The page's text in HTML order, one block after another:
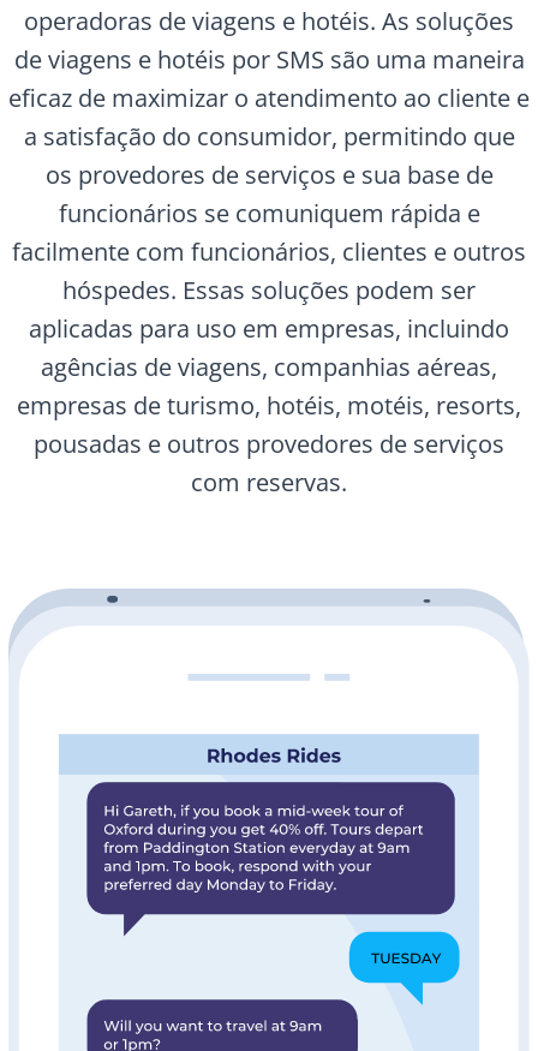
operadoras de viagens e hotéis. As soluções
de viagens e hotéis por SMS são uma maneira
eficaz de maximizar o atendimento ao cliente e
a satisfação do consumidor, permitindo que
os provedores de serviços e sua base de
funcionários se comuniquem rápida e
facilmente com funcionários, clientes e outros
hóspedes. Essas soluções podem ser
aplicadas para uso em empresas, incluindo
agências de viagens, companhias aéreas,
empresas de turismo, hotéis, motéis, resorts,
pousadas e outros provedores de serviços
com reservas.